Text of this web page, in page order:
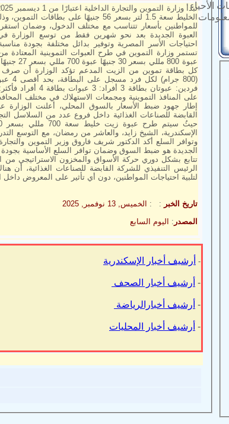
الأحياء
الخليط سعة 1.5 لتر بسعر 56 جنيهًا على
للمواطنين بأسعار تتناسب مع مختلف الدخول، وضمان
العبوة الجديدة بعد نحو شهرين فقط من توسع الوزارة في
احتياجات الأسر المصرية وتوفير بدائل مختلفة بجودة
تستمر وزارة التموين في طرح العبوات التموينية المعتادة
كل بطاقة تموين من الزيت
(800
على المنافذ التموينية ومجمعات الاستهلاك في مختلف
إطار جهود ضبط الأسعار بالسوق المحلي، أعلنت
القابضة للصناعات الغذائية داخل فروع عدد من السلاسل
الإسكندرية، الشيخ زايد، والعاشر من رمضان، مع التوسع
وتوافر السلع أكد الدكتور شريف فاروق وزير التموين
الجديدة هو ضبط السوق وضمان توافر السلع الأساسية بجودة
تتابع بشكل دوري حركة الأسواق والمخزون الاستراتيجي من
الرئيس التنفيذي للشركة القابضة للصناعات الغذائية، أن
لتلبية احتياجات المواطنين، دون أي تأثير على المعروض داخل
تاريخ الخبر : :
الخميس, 13 نوفمبر, 2025
المصدر : اليوم السابع
- أرشيف أخبار الإسكندرية
- أرشيف أخبار الصحف
- أرشيف أخبارالرياضة
- أرشيف أخبار المحليات